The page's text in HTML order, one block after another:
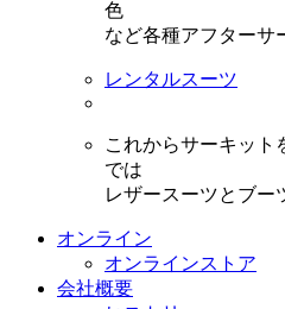
色
など各種アフターサ
レンタルスーツ
これからサーキット
では
レザースーツとブー
オンライン
オンラインストア
会社概要